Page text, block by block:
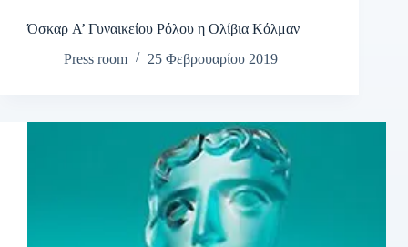
Όσκαρ A’ Γυναικείου Ρόλου η Ολίβια Κόλμαν
Press room
25 Φεβρουαρίου 2019